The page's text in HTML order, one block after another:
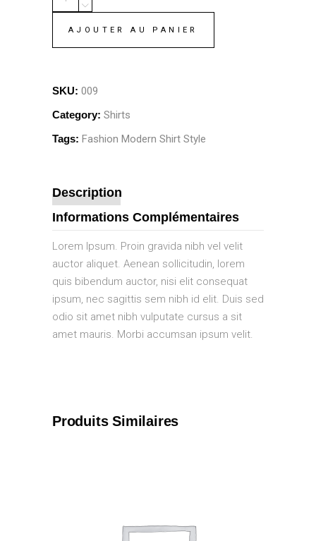
Shirt
quantity
AJOUTER AU PANIER
SKU: 009
Category: Shirts
Tags: Fashion Modern Shirt Style
Description
Informations Complémentaires
Lorem Ipsum. Proin gravida nibh vel velit
auctor aliquet. Aenean sollicitudin, lorem
quis bibendum auctor, nisi elit consequat
ipsum, nec sagittis sem nibh id elit. Duis sed
odio sit amet nibh vulputate cursus a sit
amet mauris. Morbi accumsan ipsum velit.
Produits Similaires